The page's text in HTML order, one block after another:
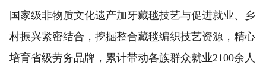
国家级非物质文化遗产加牙藏毯技艺与促进就业、乡
村振兴紧密结合，挖掘整合藏毯编织技艺资源，精心
培育省级劳务品牌，累计带动各族群众就业2100余人